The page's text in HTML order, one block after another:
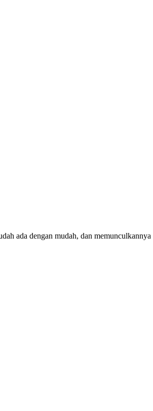
ada dengan mudah, dan